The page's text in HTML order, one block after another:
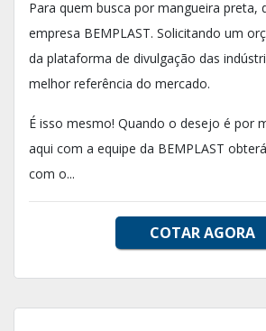
Para quem busca por mangueira preta,
empresa BEMPLAST. Solicitando um
da plataforma de divulgação das
melhor referência do mercado.
É isso mesmo! Quando o desejo é por
aqui com a equipe da BEMPLAST
com o...
COTAR AGORA